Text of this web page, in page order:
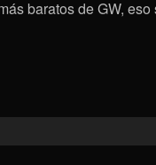
baratos de GW,